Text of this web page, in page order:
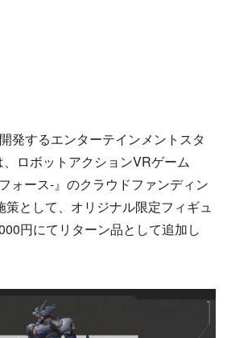
発するエンターテインメントスタ
ロボットアクションVRゲーム
ォース-』のクラウドファンディン
策として、オリジナル限定フィギュ
円にてリターン品として追加し